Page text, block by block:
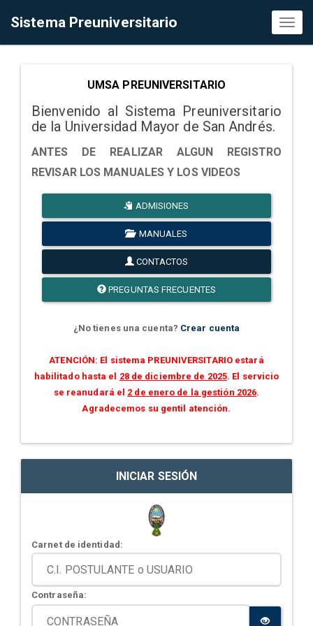
Sistema Preuniversitario
UMSA PREUNIVERSITARIO
Bienvenido al Sistema Preuniversitario
de la Universidad Mayor de San Andrés.
ANTES DE REALIZAR ALGUN REGISTRO
REVISAR LOS MANUALES Y LOS VIDEOS
ADMISIONES
MANUALES
CONTACTOS
PREGUNTAS FRECUENTES
¿No tienes una cuenta? Crear cuenta
ATENCIÓN: El sistema PREUNIVERSITARIO estará
habilitado hasta el 28 de diciembre de 2025. El servicio
se reanudará el 2 de enero de la gestión 2026.
Agradecemos su gentil atención.
INICIAR SESIÓN
Carnet de identidad:
Contraseña: